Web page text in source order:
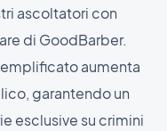
ascoltatori con
di GoodBarber.
aumenta
garantendo un
esclusive su crimini